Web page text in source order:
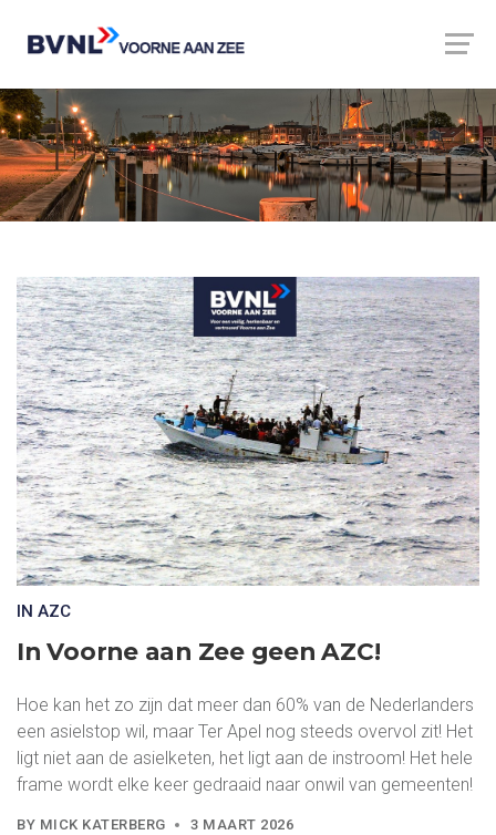
IN AZC
In Voorne aan Zee geen AZC!
Hoe kan het zo zijn dat meer dan 60% van de Nederlanders
een asielstop wil, maar Ter Apel nog steeds overvol zit! Het
ligt niet aan de asielketen, het ligt aan de instroom! Het hele
frame wordt elke keer gedraaid naar onwil van gemeenten!
BY MICK KATERBERG 3 MAART 2026